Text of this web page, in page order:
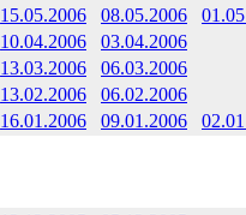
15.05.2006 08.05.2006
10.04.2006
03.04.2006
13.03.2006
06.03.2006
13.02.2006
06.02.2006
16.01.2006 09.01.2006